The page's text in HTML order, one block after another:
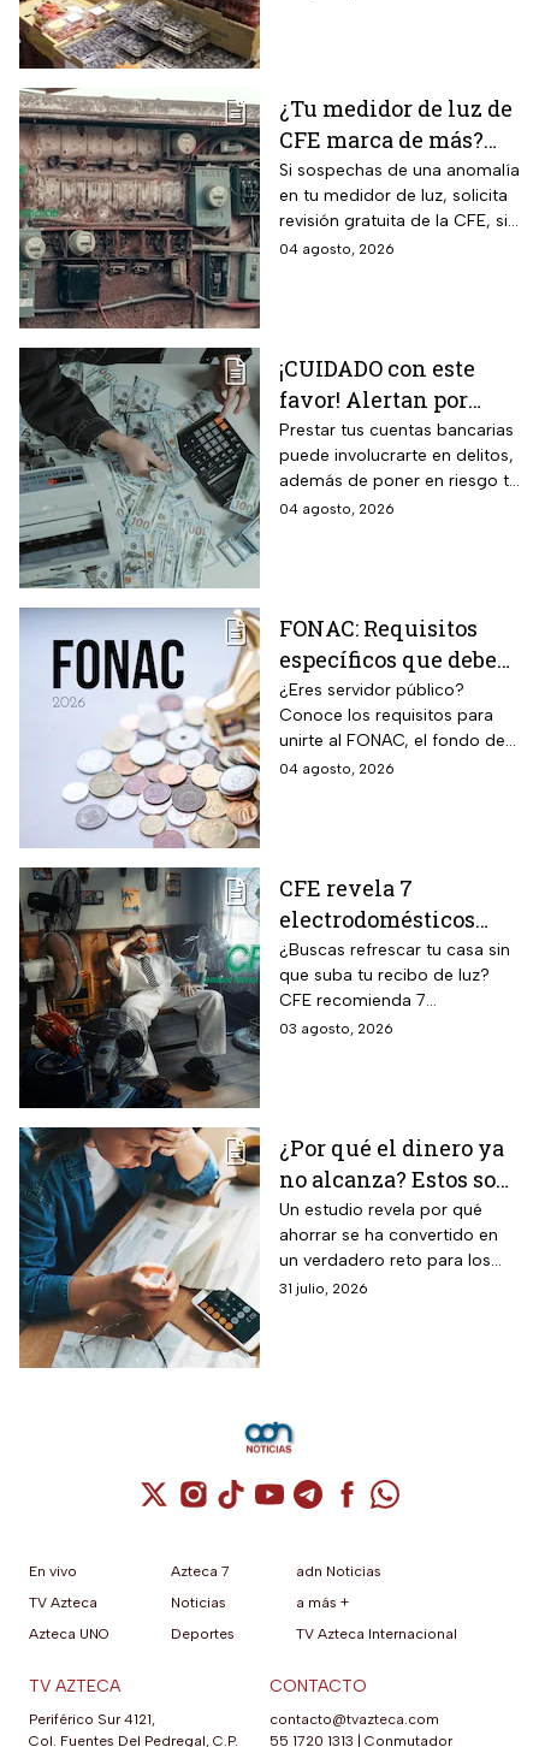
¿Tu medidor de luz de
CFE marca de más?
Así puedes saber si
presenta una falla
Si sospechas de una anomalía
en tu medidor de luz, solicita
revisión gratuita de la CFE, si
hay falla es totalmente
04 agosto, 2026
¡CUIDADO con este
favor! Alertan por
préstamo de cuentas
bancarias: razón por la
que debes decir que
Prestar tus cuentas bancarias
puede involucrarte en delitos,
además de poner en riesgo tu
patrimonio y situación legal;
04 agosto, 2026
FONAC: Requisitos
específicos que deben
cumplir los
trabajadores para
participar en él
¿Eres servidor público?
Conoce los requisitos para
unirte al FONAC, el fondo de
ahorro Capitalizable de los
04 agosto, 2026
CFE revela 7
electrodomésticos
para combatir el calor
sin que se dispare tu
recibo de luz
¿Buscas refrescar tu casa sin
que suba tu recibo de luz?
CFE recomienda 7
electrodomésticos eficientes
03 agosto, 2026
¿Por qué el dinero ya
no alcanza? Estos son
los gastos que más
impactan a los
mexicanos
Un estudio revela por qué
ahorrar se ha convertido en
un verdadero reto para los
mexicanos.
31 julio, 2026
Cuenta de X / Twitter (se abre en una
Cuenta de Instagram (se abre en una
Cuenta de TikTok (se abre en
Cuenta de YouTube (se abre
Cuenta de Telegram (se
Cuenta de
Cuenta de
En vivo
TV Azteca
Azteca UNO
Azteca 7
Noticias
Deportes
adn Noticias
a más +
TV Azteca Internacional
TV AZTECA
Periférico Sur 4121,
Col. Fuentes Del Pedregal, C.P.
CONTACTO
contacto@tvazteca.com
55 1720 1313
Conmutador